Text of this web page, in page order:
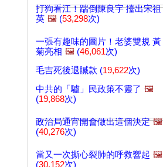
打狗看江！踹倒陳良宇 擡出宋祖
英 🖼️ (53,298次)
一張有趣味的圖片！老婆雙規 黃
菊亮相 🖼️ (46,061次)
毛吉死後退贓款 (19,622次)
中共的「驢」民政策不靈了 🖼️
(19,868次)
政治局通宵開會做出這個決定 🖼️
(40,276次)
當又一次撕心裂肺的呼救響起 🖼️
(30,152次)